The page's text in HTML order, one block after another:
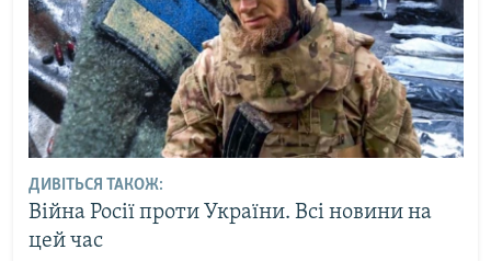
ДИВІТЬСЯ ТАКОЖ:
Війна Росії проти України. Всі новини на
цей час